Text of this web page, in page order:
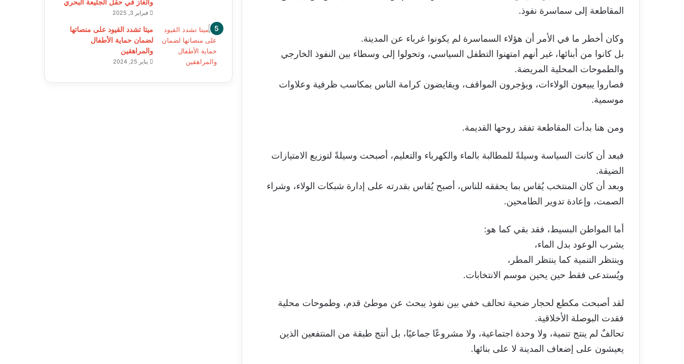
المقاطعة إلى سماسرة نفوذ.
وكان أخطر ما في الأمر أن هؤلاء السماسرة لم يكونوا غرباء عن المدينة.
بل كانوا من أبنائها، غير أنهم امتهنوا التطفل السياسي، وتحولوا إلى وسطاء بين النفوذ الخارجي
والطموحات المحلية المريضة.
فصاروا يبيعون الولاءات، ويؤجرون المواقف، ويقايضون كرامة الناس بمكاسب ظرفية وعلاوات
موسمية.
ومن هنا بدأت المقاطعة تفقد روحها القديمة.
فبعد أن كانت السياسة وسيلةً للمطالبة بالماء والكهرباء والتعليم، أصبحت وسيلةً لتوزيع الامتيازات
الضيقة.
وبعد أن كان المنتخب يُقاس بما يحققه للناس، أصبح يُقاس بقدرته على إدارة شبكات الولاء، وشراء
الصمت، وإعادة تدوير الطامحين.
أما المواطن البسيط، فقد بقي كما هو:
يشرب الوعود بدل الماء،
وينتظر التنمية كما ينتظر المطر،
ويُستدعى فقط حين يحين موسم الانتخابات.
لقد أصبحت مكطع لحجار ضحية تحالف خفي بين نفوذ يبحث عن موطئ قدم، وطموحات محلية
فقدت البوصلة الأخلاقية.
تحالفٌ لم ينتج تنمية، ولا وحدة اجتماعية، ولا مشروعًا جماعيًا، بل أنتج طبقة من المنتفعين الذين
يعيشون على إضعاف المدينة لا على بنائها.
والغاز في حقل الجليعة البحري
فبراير 3, 2025
ميتا تشدد القيود على منصاتها
لضمان حماية الأطفال
والمراهقين
يناير 25, 2024